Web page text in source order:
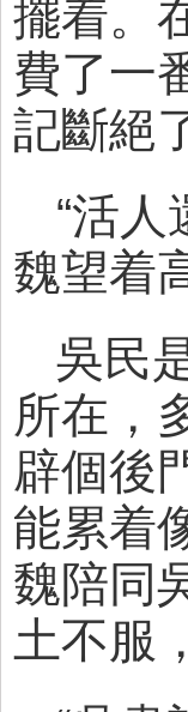
擺着。
費了一
記斷絕
“活
魏望着
吳民
所在，
辟個後
能累着
魏陪同
土不服